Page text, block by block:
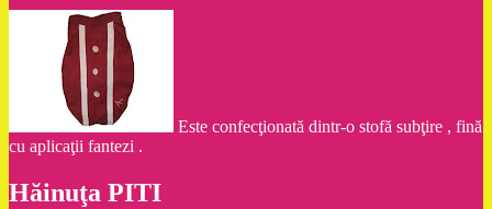
Este confecţionată dintr-o stofă subţire , fină
cu aplicaţii fantezi .
Hăinuţa PITI